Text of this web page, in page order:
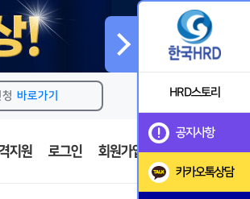
바로가기
지원 로그인 회원가입
HRD스토리
공지사항
카카오톡상담